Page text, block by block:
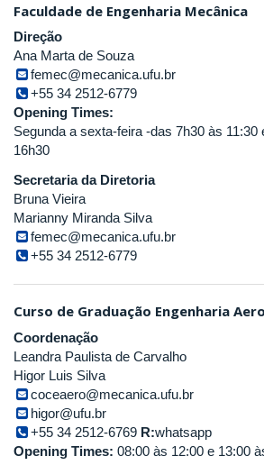
Faculdade de Engenharia Mecânica
Direção
Ana Marta de Souza
femec@mecanica.ufu.br
+55 34 2512-6779
Opening Times:
Segunda a sexta-feira -das 7h30 às 11:30
16h30
Secretaria da Diretoria
Bruna Vieira
Marianny Miranda Silva
femec@mecanica.ufu.br
+55 34 2512-6779
Curso de Graduação Engenharia
Coordenação
Leandra Paulista de Carvalho
Higor Luis Silva
coceaero@mecanica.ufu.br
higor@ufu.br
+55 34 2512-6769 R:whatsapp
Opening Times: 08:00 às 12:00 e 13:00